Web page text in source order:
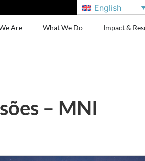
English
Are What We Do Impact &
– MNI